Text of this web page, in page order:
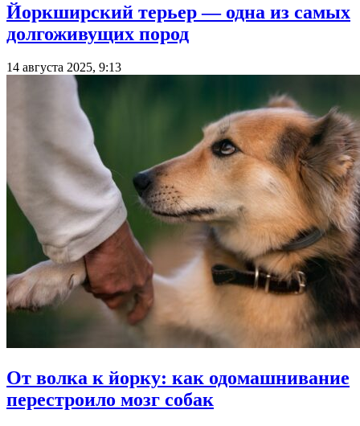
Йоркширский терьер — одна из самых
долгоживущих пород
14 августа 2025, 9:13
От волка к йорку: как одомашнивание
перестроило мозг собак